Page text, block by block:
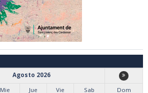
Agosto 2026
Mie Jue Vie Sab Dom